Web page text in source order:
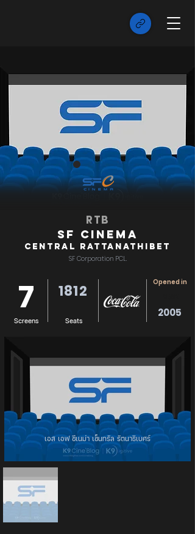
RTB
SF Cinema
Central Rattanathibet
SF Corporation PCL.
7
Screens
1812
Seats
Opened in
2005
เอส เอฟ ซีเนม่า เซ็นทรัล รัตนาธิเบศร์